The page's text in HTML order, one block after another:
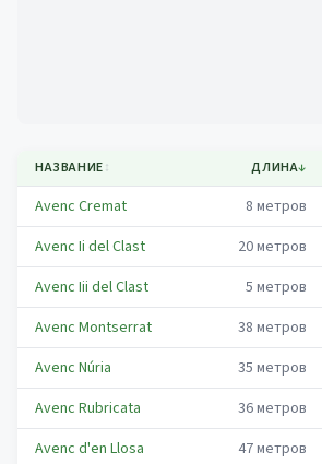
НАЗВАНИЕ↕ ДЛИНА↓
Avenc Cremat 8 метров
Avenc Ii del Clast
20метров
Avenc Iii del Clast
5 метров
Avenc Montserrat
38 метров
Avenc Núria
35 метров
Avenc Rubricata
36метров
Avenc d'en Llosa
47метров